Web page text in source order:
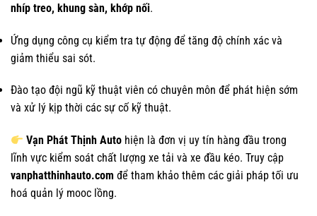
nhíp treo, khung sàn, khớp nối.
Ứng dụng công cụ kiểm tra tự động để tăng độ chính xác và
giảm thiểu sai sót.
Đào tạo đội ngũ kỹ thuật viên có chuyên môn để phát hiện sớm
và xử lý kịp thời các sự cố kỹ thuật.
Vạn Phát Thịnh Auto hiện là đơn vị uy tín hàng đầu trong
lĩnh vực kiểm soát chất lượng xe tải và xe đầu kéo. Truy cập
vanphatthinhauto.com để tham khảo thêm các giải pháp tối ưu
hoá quản lý mooc lồng.